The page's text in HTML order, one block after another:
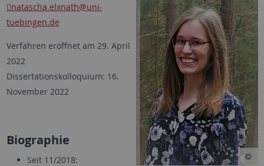
natascha.elxnath@uni-
tuebingen.de
Verfahren eröffnet am 29. April
2022
Dissertationskolloquium: 16.
November 2022
Biographie
Seit 11/2018: